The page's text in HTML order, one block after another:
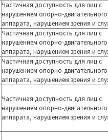
Частичная доступность для лиц с
нарушением опорно-двигательного
аппарата, нарушением зрения и
Частичная доступность для лиц с
нарушением опорно-двигательного
аппарата, нарушением зрения и
Частичная доступность для лиц с
нарушением опорно-двигательного
аппарата, нарушением зрения и
Частичная доступность для лиц с
нарушением опорно-двигательного
аппарата, нарушением зрения и